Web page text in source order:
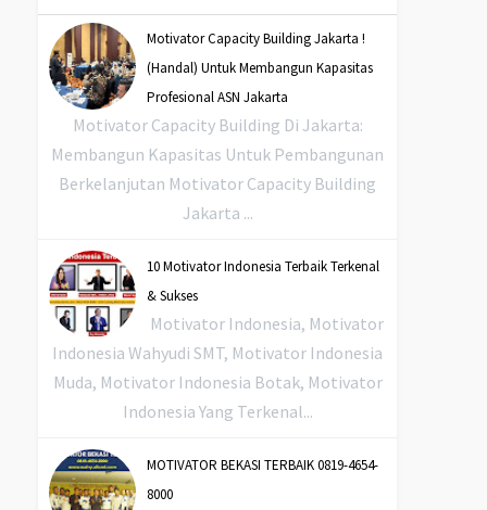
Motivator Capacity Building Jakarta !
(Handal) Untuk Membangun Kapasitas
Profesional ASN Jakarta
Motivator Capacity Building Di Jakarta:
Membangun Kapasitas Untuk Pembangunan
Berkelanjutan Motivator Capacity Building
Jakarta ...
10 Motivator Indonesia Terbaik Terkenal
& Sukses
Motivator Indonesia, Motivator
Indonesia Wahyudi SMT, Motivator Indonesia
Muda, Motivator Indonesia Botak, Motivator
Indonesia Yang Terkenal...
MOTIVATOR BEKASI TERBAIK 0819-4654-
8000